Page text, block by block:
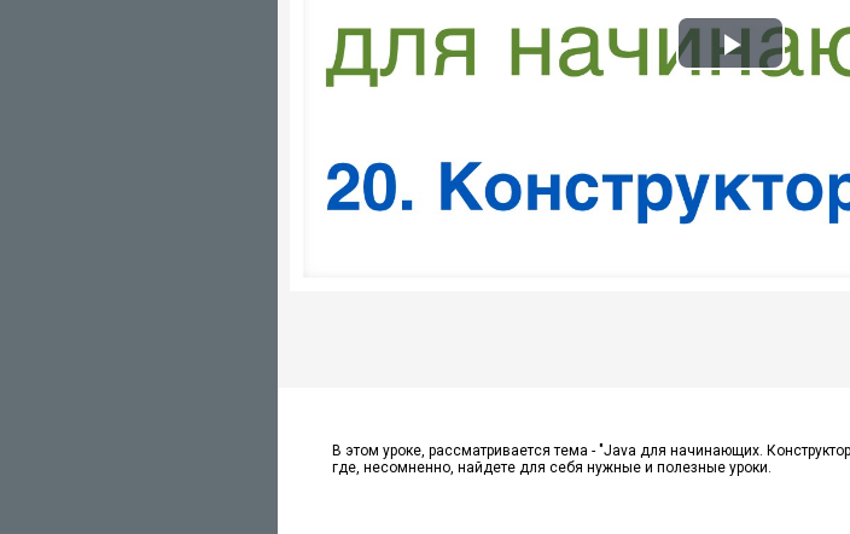
Play
В этом уроке, рассматривается тема - "Java для начинающих.
где, несомненно, найдете для себя нужные и полезные уроки.